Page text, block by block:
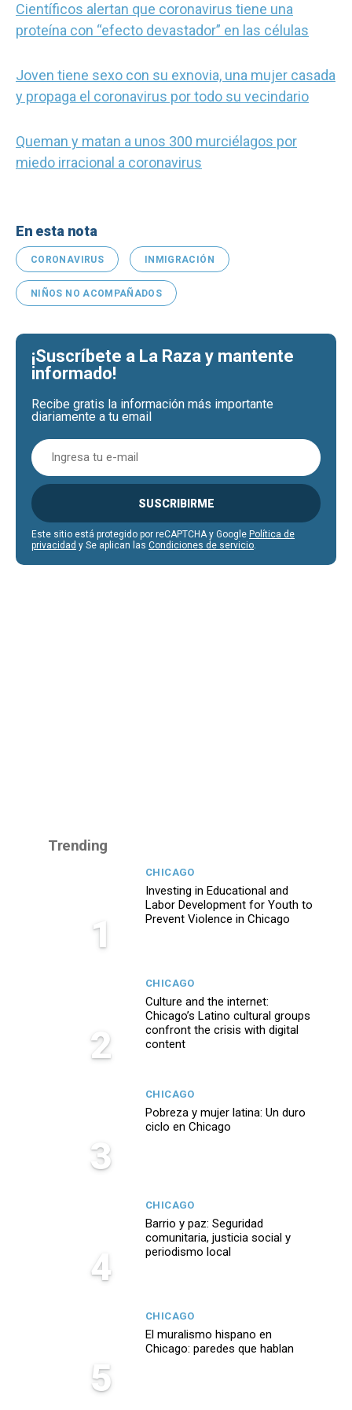
Científicos alertan que coronavirus tiene una
proteína con “efecto devastador” en las células
Joven tiene sexo con su exnovia, una mujer casada
y propaga el coronavirus por todo su vecindario
Queman y matan a unos 300 murciélagos por
miedo irracional a coronavirus
En esta nota
CORONAVIRUS INMIGRACIÓN
NIÑOS NO ACOMPAÑADOS
¡Suscríbete a La Raza y mantente
informado!
Recibe gratis la información más importante
diariamente a tu email
SUSCRIBIRME
Este sitio está protegido por reCAPTCHA y Google Política de
privacidad y Se aplican las Condiciones de servicio.
Trending
1
CHICAGO
Investing in Educational and
Labor Development for Youth to
Prevent Violence in Chicago
2
CHICAGO
Culture and the internet:
Chicago’s Latino cultural groups
confront the crisis with digital
content
3
CHICAGO
Pobreza y mujer latina: Un duro
ciclo en Chicago
4
CHICAGO
Barrio y paz: Seguridad
comunitaria, justicia social y
periodismo local
5
CHICAGO
El muralismo hispano en
Chicago: paredes que hablan